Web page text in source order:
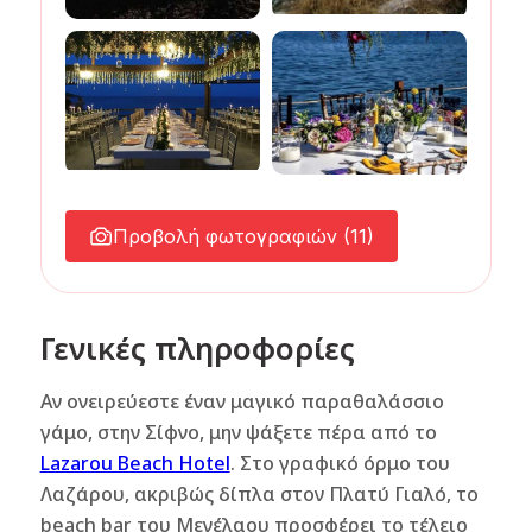
Προβολή φωτογραφιών (11)
Γενικές πληροφορίες
Αν ονειρεύεστε έναν μαγικό παραθαλάσσιο
γάμο, στην Σίφνο, μην ψάξετε πέρα από το
Lazarou Beach Hotel. Στο γραφικό όρμο του
Λαζάρου, ακριβώς δίπλα στον Πλατύ Γιαλό, το
beach bar του Μενέλαου προσφέρει το τέλειο